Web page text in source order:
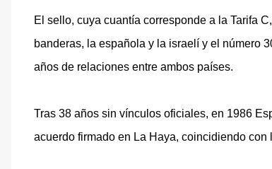
El sello, cuya cuantía corresponde a la Tarifa
banderas, la española y la israelí y el número
años de relaciones entre ambos países.
Tras 38 años sin vínculos oficiales, en 1986
acuerdo firmado en La Haya, coincidiendo